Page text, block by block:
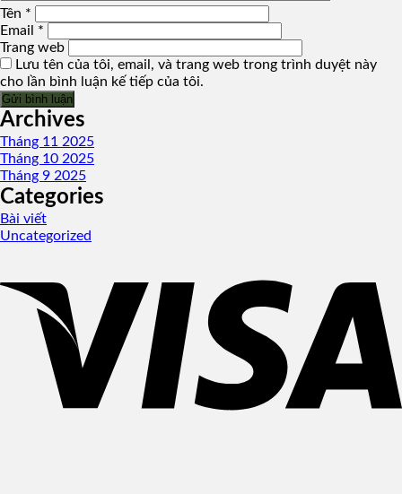
Tên *
Email *
Trang web
Lưu tên của tôi, email, và trang web trong trình duyệt này
cho lần bình luận kế tiếp của tôi.
Archives
Tháng 11 2025
Tháng 10 2025
Tháng 9 2025
Categories
Bài viết
Uncategorized